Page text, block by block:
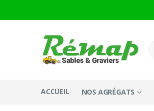
ACCUEIL NOS AGRÉGATS